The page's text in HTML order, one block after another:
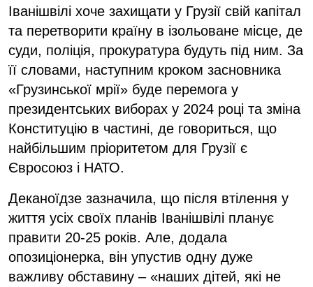
Іванішвілі хоче захищати у Грузії свій капітал
та перетворити країну в ізольоване місце, де
суди, поліція, прокуратура будуть під ним. За
її словами, наступним кроком засновника
«Грузинської мрії» буде перемога у
президентських виборах у 2024 році та зміна
Конституцію в частині, де говориться, що
найбільшим пріоритетом для Грузії є
Євросоюз і НАТО.
Деканоїдзе зазначила, що після втілення у
життя усіх своїх планів Іванішвілі планує
правити 20-25 років. Але, додала
опозиціонерка, він упустив одну дуже
важливу обставину – «наших дітей, які не